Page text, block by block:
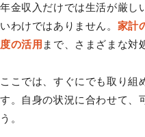
年金収入だけでは生活が厳し
いわけではありません。 家計
度の活用 まで、さまざまな対
ここでは、すぐにでも取り組
す。自身の状況に合わせて、
う。